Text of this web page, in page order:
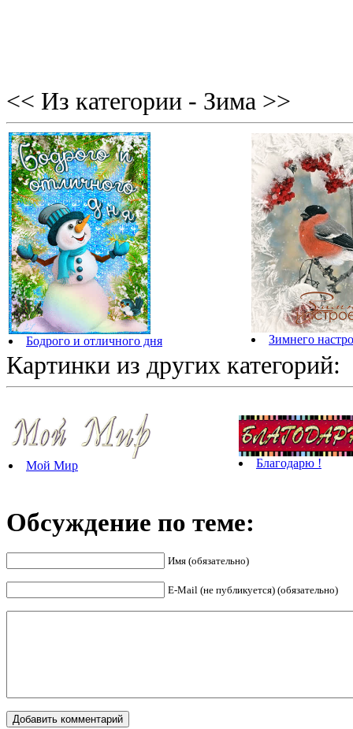
<< Из категории - Зима >>
Бодрого и отличного дня Зимнего
Картинки из других категорий:
Мой Мир Благодарю !
Обсуждение по теме:
Имя (обязательно)
E-Mail (не публикуется) (обязательно)